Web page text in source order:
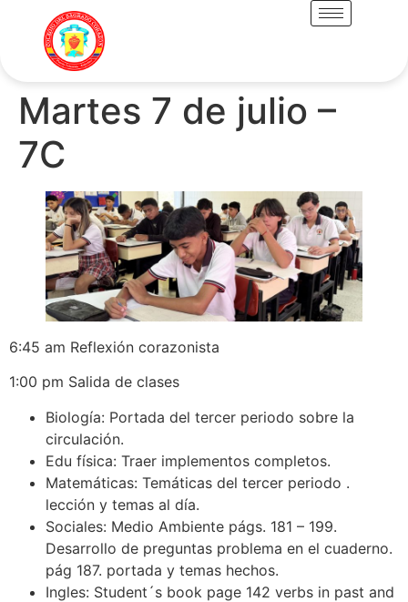
Martes 7 de julio –
7C
6:45 am Reflexión corazonista
1:00 pm Salida de clases
Biología: Portada del tercer periodo sobre la
circulación.
Edu física: Traer implementos completos.
Matemáticas: Temáticas del tercer periodo .
lección y temas al día.
Sociales: Medio Ambiente págs. 181 – 199.
Desarrollo de preguntas problema en el cuaderno.
pág 187. portada y temas hechos.
Ingles: Student´s book page 142 verbs in past and